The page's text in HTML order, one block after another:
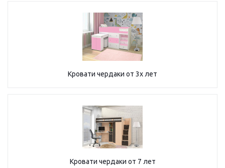
Кровати чердаки от 3х лет
Кровати чердаки от 7 лет